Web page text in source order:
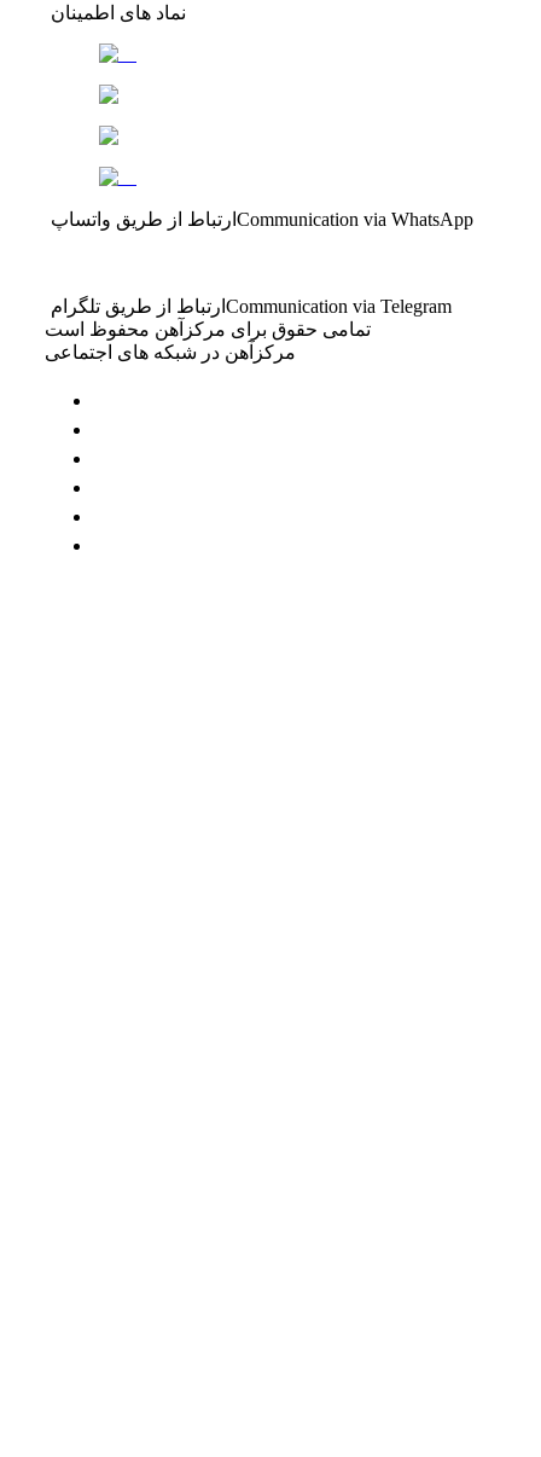
نماد های اطمینان
ارتباط از طریق واتساپ Communication via WhatsApp
ارتباط از طریق تلگرام Communication via Telegram
تمامی حقوق برای مرکزآهن محفوظ است
مرکزآهن در شبکه های اجتماعی